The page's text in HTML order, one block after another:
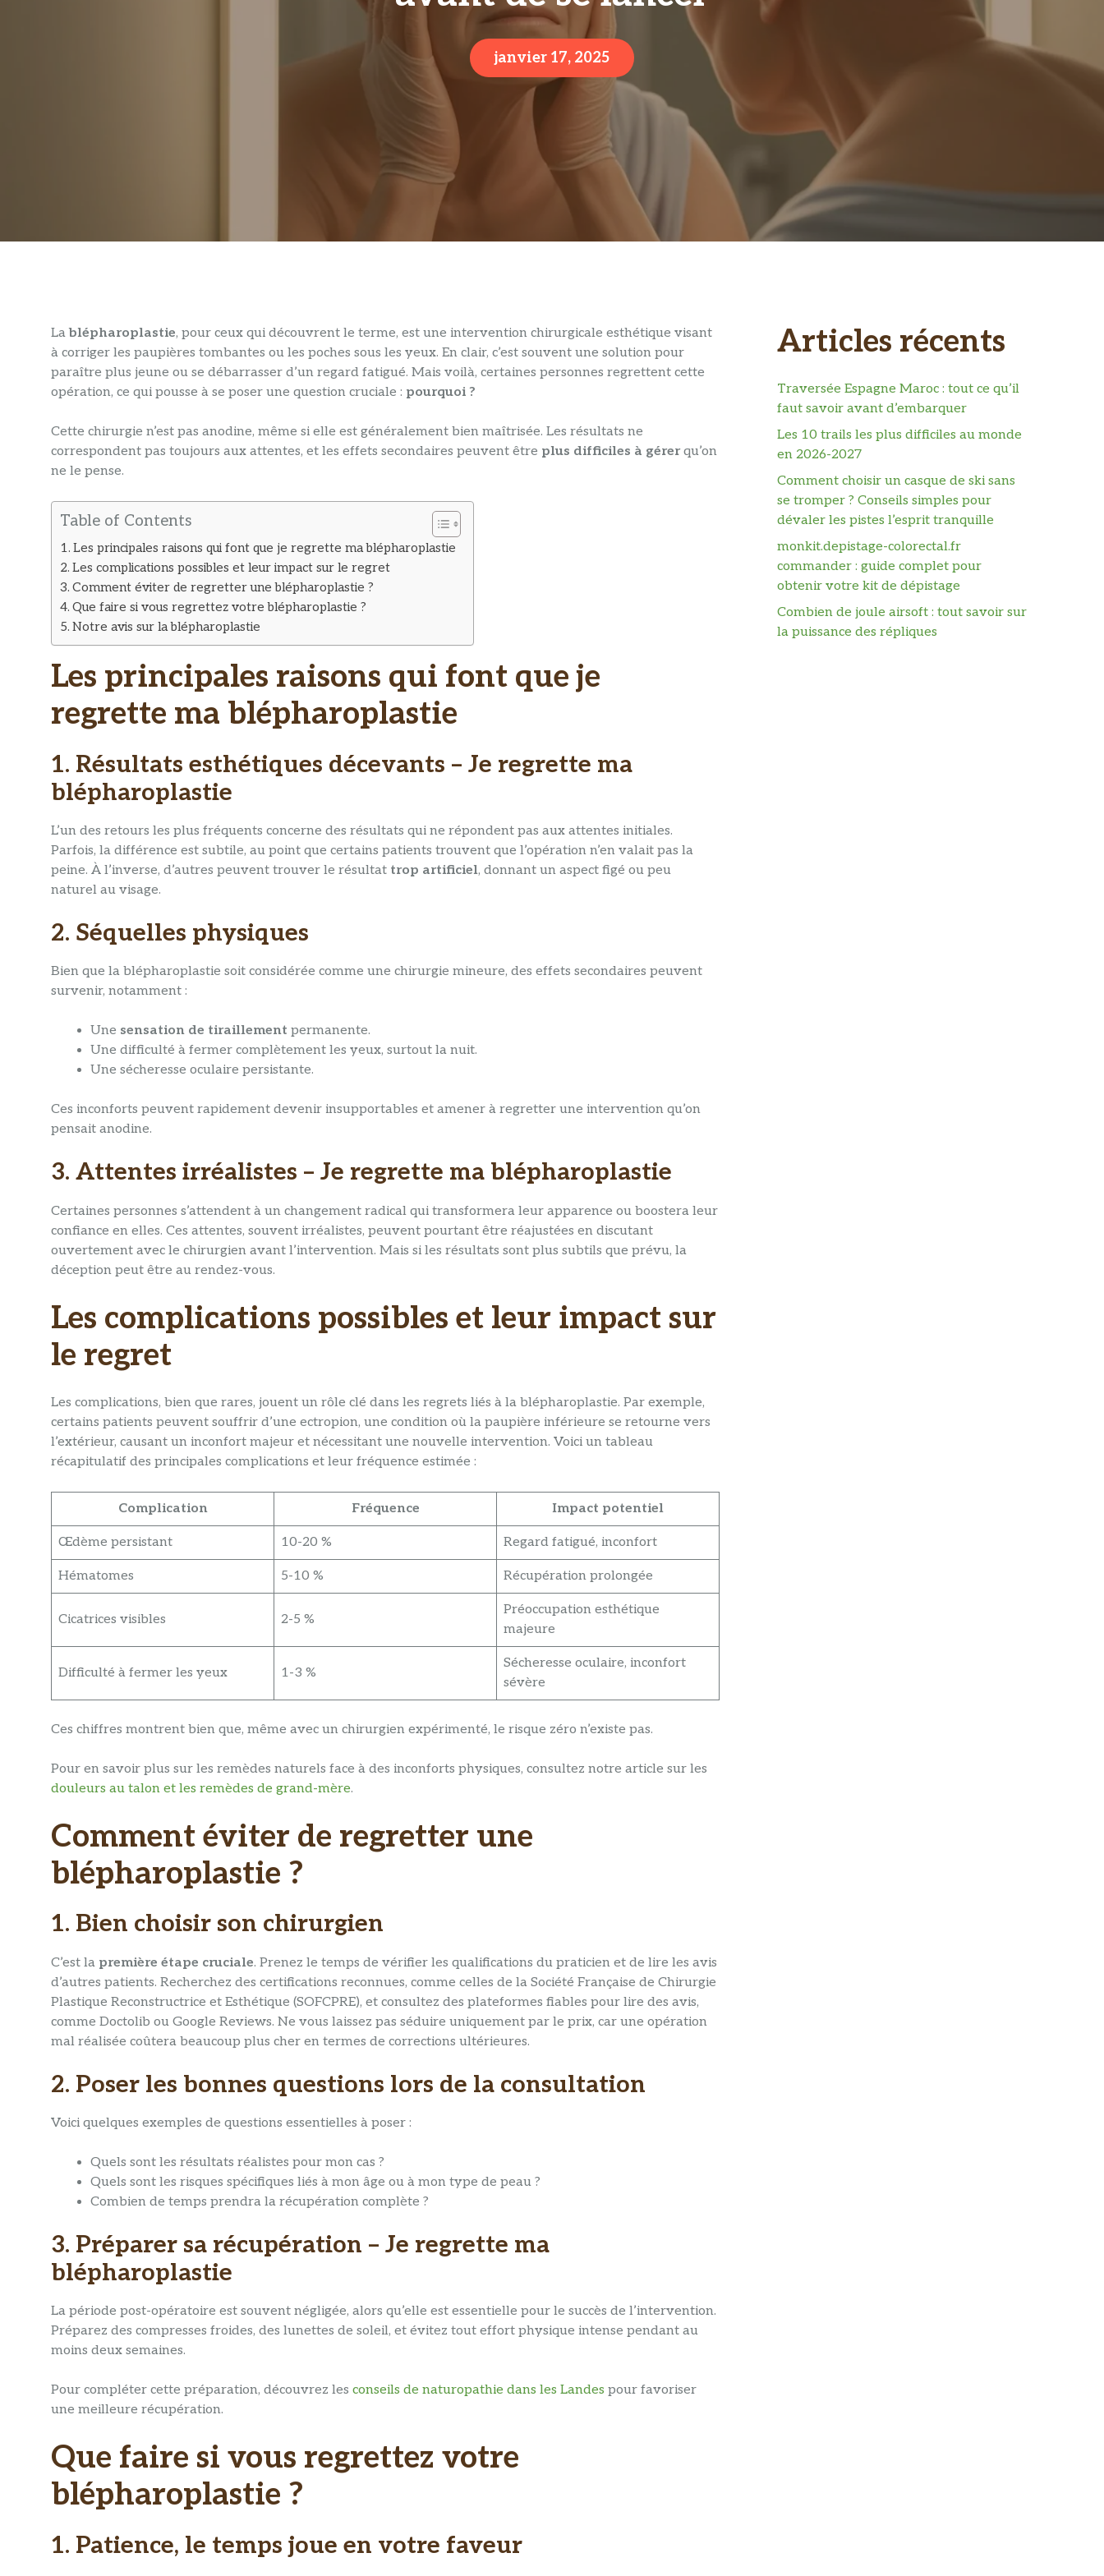
janvier 17, 2025
Lablépharoplastie, pour ceux qui découvrent le terme, est une intervention chirurgicale esthétique visant
à corriger les paupières tombantes ou les poches sous les yeux. En clair, c’est souvent une solution pour
paraître plus jeune ou se débarrasser d’un regard fatigué. Mais voilà, certaines personnes regrettent cette
opération, ce qui pousse à se poser une question cruciale : pourquoi ?
Cette chirurgie n’est pas anodine, même si elle est généralement bien maîtrisée. Les résultats ne
correspondent pas toujours aux attentes, et les effets secondaires peuvent être plus difficiles à gérerqu’on
ne le pense.
Table of Contents
Les principales raisons qui font que je regrette ma blépharoplastie
Les complications possibles et leur impact sur le regret
Comment éviter de regretter une blépharoplastie ?
Que faire si vous regrettez votre blépharoplastie ?
Notre avis sur la blépharoplastie
Les principales raisons qui font que je
regrette ma blépharoplastie
1. Résultats esthétiques décevants – Je regrette ma
blépharoplastie
L’un des retours les plus fréquents concerne des résultats qui ne répondent pas aux attentes initiales.
Parfois, la différence est subtile, au point que certains patients trouvent que l’opération n’en valait pas la
peine. À l’inverse, d’autres peuvent trouver le résultat trop artificiel, donnant un aspect figé ou peu
naturel au visage.
2. Séquelles physiques
Bien que la blépharoplastie soit considérée comme une chirurgie mineure, des effets secondaires peuvent
survenir, notamment :
Une sensation de tiraillement permanente.
Une difficulté à fermer complètement les yeux, surtout la nuit.
Une sécheresse oculaire persistante.
Ces inconforts peuvent rapidement devenir insupportables et amener à regretter une intervention qu’on
pensait anodine.
3. Attentes irréalistes – Je regrette ma blépharoplastie
Certaines personnes s’attendent à un changement radical qui transformera leur apparence ou boostera leur
confiance en elles. Ces attentes, souvent irréalistes, peuvent pourtant être réajustées en discutant
ouvertement avec le chirurgien avant l’intervention. Mais si les résultats sont plus subtils que prévu, la
déception peut être au rendez-vous.
Les complications possibles et leur impact sur
le regret
Les complications, bien que rares, jouent un rôle clé dans les regrets liés à la blépharoplastie. Par exemple,
certains patients peuvent souffrir d’une ectropion, une condition où la paupière inférieure se retourne vers
l’extérieur, causant un inconfort majeur et nécessitant une nouvelle intervention. Voici un tableau
récapitulatif des principales complications et leur fréquence estimée :
Complication Fréquence Impact potentiel
Œdème persistant 10-20 % Regard fatigué, inconfort
Hématomes 5-10 % Récupération prolongée
Cicatrices visibles 2-5 %
Préoccupation esthétique
majeure
Difficulté à fermer les yeux 1-3 %
Sécheresse oculaire, inconfort
sévère
Ces chiffres montrent bien que, même avec un chirurgien expérimenté, le risque zéro n’existe pas.
Pour en savoir plus sur les remèdes naturels face à des inconforts physiques, consultez notre article sur les
douleurs au talon et les remèdes de grand-mère.
Comment éviter de regretter une
blépharoplastie ?
1. Bien choisir son chirurgien
C’est la première étape cruciale. Prenez le temps de vérifier les qualifications du praticien et de lire les avis
d’autres patients. Recherchez des certifications reconnues, comme celles de la Société Française de Chirurgie
Plastique Reconstructrice et Esthétique (SOFCPRE), et consultez des plateformes fiables pour lire des avis,
comme Doctolib ou Google Reviews. Ne vous laissez pas séduire uniquement par le prix, car une opération
mal réalisée coûtera beaucoup plus cher en termes de corrections ultérieures.
2. Poser les bonnes questions lors de la consultation
Voici quelques exemples de questions essentielles à poser :
Quels sont les résultats réalistes pour mon cas ?
Quels sont les risques spécifiques liés à mon âge ou à mon type de peau ?
Combien de temps prendra la récupération complète ?
3. Préparer sa récupération – Je regrette ma
blépharoplastie
La période post-opératoire est souvent négligée, alors qu’elle est essentielle pour le succès de l’intervention.
Préparez des compresses froides, des lunettes de soleil, et évitez tout effort physique intense pendant au
moins deux semaines.
Pour compléter cette préparation, découvrez les conseils de naturopathie dans les Landes pour favoriser
une meilleure récupération.
Que faire si vous regrettez votre
blépharoplastie ?
1. Patience, le temps joue en votre faveur
Articles récents
Traversée Espagne Maroc : tout ce qu’il
faut savoir avant d’embarquer
Les 10 trails les plus difficiles au monde
en 2026-2027
Comment choisir un casque de ski sans
se tromper ? Conseils simples pour
dévaler les pistes l’esprit tranquille
monkit.depistage-colorectal.fr
commander : guide complet pour
obtenir votre kit de dépistage
Combien de joule airsoft : tout savoir sur
la puissance des répliques